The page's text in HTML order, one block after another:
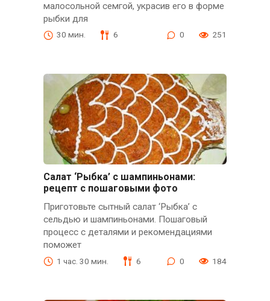
малосольной семгой, украсив его в форме
рыбки для
30 мин. 6 0 251
Салат ‘Рыбка’ с шампиньонами:
рецепт с пошаговыми фото
Приготовьте сытный салат ‘Рыбка’ с
сельдью и шампиньонами. Пошаговый
процесс с деталями и рекомендациями
поможет
1 час. 30 мин. 6 0 184